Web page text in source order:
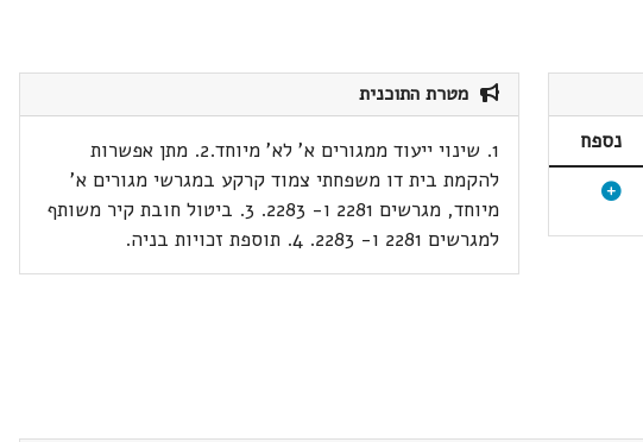
נספח
מטרת התוכנית
1. שינוי ייעוד ממגורים א' לא' מיוחד.2. מתן אפשרות
להקמת בית דו משפחתי צמוד קרקע במגרשי מגורים א'
מיוחד, מגרשים 2281 ו- 2283. 3. ביטול חובת קיר משותף
למגרשים 2281 ו- 2283. 4. תוספת זכויות בניה.